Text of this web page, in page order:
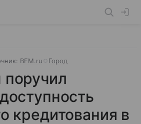
BFM.ru Город
кредитования в